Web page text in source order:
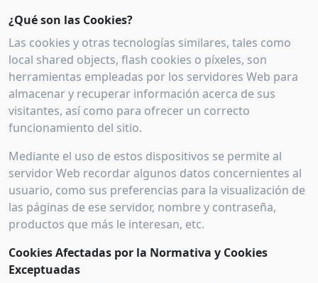
¿Qué son las Cookies?
Las cookies y otras tecnologías similares, tales como
local shared objects, flash cookies o píxeles, son
herramientas empleadas por los servidores Web para
almacenar y recuperar información acerca de sus
visitantes, así como para ofrecer un correcto
funcionamiento del sitio.
Mediante el uso de estos dispositivos se permite al
servidor Web recordar algunos datos concernientes al
usuario, como sus preferencias para la visualización de
las páginas de ese servidor, nombre y contraseña,
productos que más le interesan, etc.
Cookies Afectadas por la Normativa y Cookies
Exceptuadas